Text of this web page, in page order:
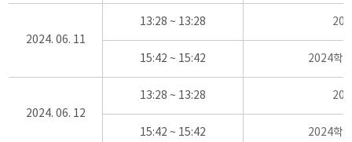
2024. 06. 11
13:28 ~ 13:28
15:42 ~ 15:42 2024학
2024. 06. 12
13:28 ~ 13:28
15:42 ~ 15:42 2024학